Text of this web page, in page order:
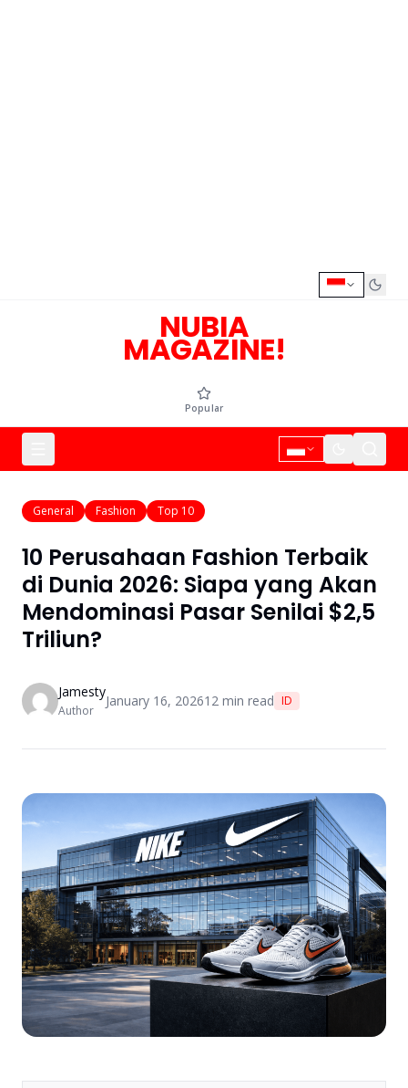
NUBIA
MAGAZINE!
Popular
General Fashion Top 10
10 Perusahaan Fashion Terbaik
di Dunia 2026: Siapa yang Akan
Mendominasi Pasar Senilai $2,5
Triliun?
Jamesty
Author
January 16, 202612 min read ID